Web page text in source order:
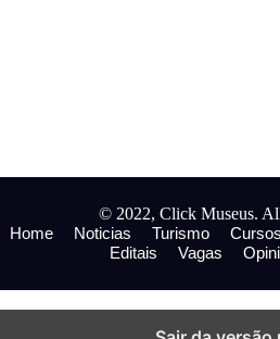
© 2022, Click Museus.
Home
Noticias Turismo Cursos
Editais
Vagas